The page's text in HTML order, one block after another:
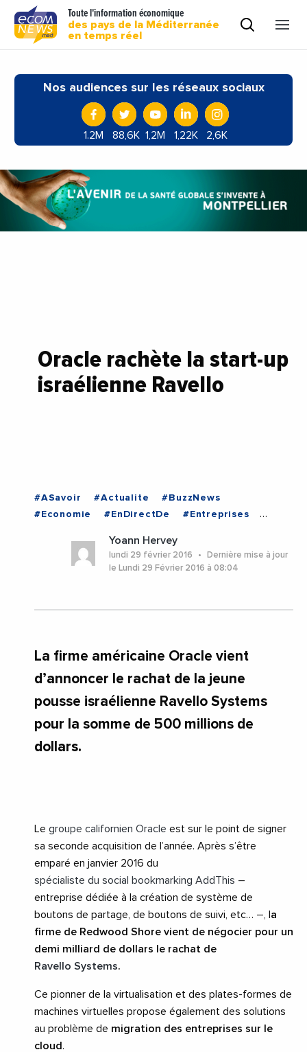
Toute l'information économique
des pays de la Méditerranée
en temps réel
Nos audiences sur les réseaux sociaux
1.2M 88,6K 1,2M 1,22K 2,6K
Oracle rachète la start-up
israélienne Ravello
#ASavoir #Actualite
#BuzzNews
#Economie
#EnDirectDe
#Entreprises
Yoann Hervey
lundi 29 février 2016
Dernière mise à jour
le Lundi 29 Février 2016 à 08:04
La firme américaine Oracle vient
d’annoncer le rachat de la jeune
pousse israélienne Ravello Systems
pour la somme de 500 millions de
dollars.
Le groupe californien Oracle est sur le point de signer
sa seconde acquisition de l’année. Après s’être
emparé en janvier 2016 du
spécialiste du social bookmarking AddThis –
entreprise dédiée à la création de système de
boutons de partage, de boutons de suivi, etc… –, l a
firme de Redwood Shore vient de négocier pour un
demi milliard de dollars le rachat de
Ravello Systems.
Ce pionner de la virtualisation et des plates-formes de
machines virtuelles propose également des solutions
au problème de migration des entreprises sur le
cloud .